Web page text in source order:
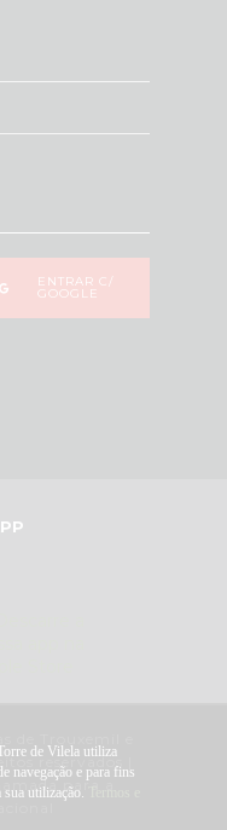
ENTRAR C/
GOOGLE
reservados |
para a
de Vilela utiliza
navegação e para fins
sua utilização.